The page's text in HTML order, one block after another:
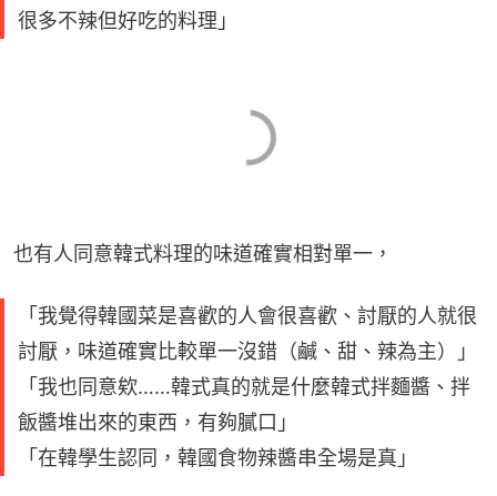
很多不辣但好吃的料理」
也有人同意韓式料理的味道確實相對單一，
「我覺得韓國菜是喜歡的人會很喜歡、討厭的人就很
討厭，味道確實比較單一沒錯（鹹、甜、辣為主）」
「我也同意欸……韓式真的就是什麼韓式拌麵醬、拌
飯醬堆出來的東西，有夠膩口」
「在韓學生認同，韓國食物辣醬串全場是真」